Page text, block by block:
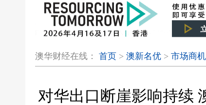
澳华财经在线： 首页 > 澳新名优 > 市场商机
对华出口断崖影响持续